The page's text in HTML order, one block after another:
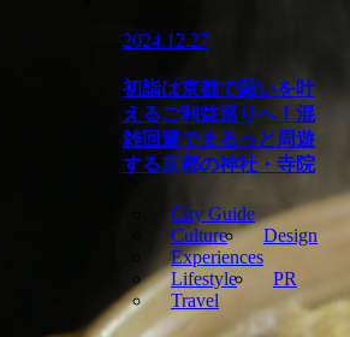
2024.12.27
初詣は京都で願いを叶
えるご利益巡りへ！混
雑回避でまるっと周遊
する京都の神社・寺院
City Guide
Culture
Design
Experiences
Lifestyle
PR
Travel